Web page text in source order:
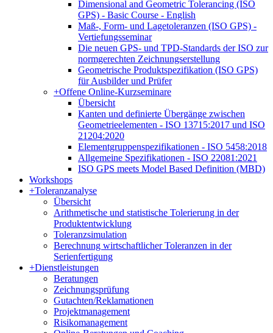
Dimensional and Geometric Tolerancing (ISO
GPS) - Basic Course - English
Maß-, Form- und Lagetoleranzen (ISO GPS) -
Vertiefungsseminar
Die neuen GPS- und TPD-Standards der ISO zur
normgerechten Zeichnungserstellung
Geometrische Produktspezifikation (ISO GPS)
für Ausbilder und Prüfer
+Offene Online-Kurzseminare
Übersicht
Kanten und definierte Übergänge zwischen
Geometrieelementen - ISO 13715:2017 und ISO
21204:2020
Elementgruppenspezifikationen - ISO 5458:2018
Allgemeine Spezifikationen - ISO 22081:2021
ISO GPS meets Model Based Definition (MBD)
Workshops
+Toleranzanalyse
Übersicht
Arithmetische und statistische Tolerierung in der
Produktentwicklung
Toleranzsimulation
Berechnung wirtschaftlicher Toleranzen in der
Serienfertigung
+Dienstleistungen
Beratungen
Zeichnungsprüfung
Gutachten/Reklamationen
Projektmanagement
Risikomanagement